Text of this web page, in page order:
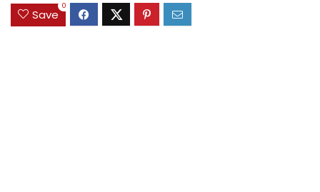
Save
0